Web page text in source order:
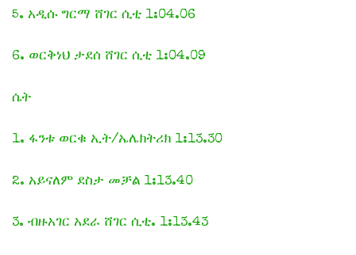
5. አዲሱ ግርማ ሸገር ሲቲ 1:04.06
6. ወርቅነህ ታደሰ ሸገር ሲቲ 1:04.09
ሴት
1. ፋንቱ ወርቁ ኢት/ኤሌክትሪክ 1:13.30
2. አይናለም ደስታ መቻል 1:13.40
3. ብዙአገር አደራ ሸገር ሲቲ. 1:13.43